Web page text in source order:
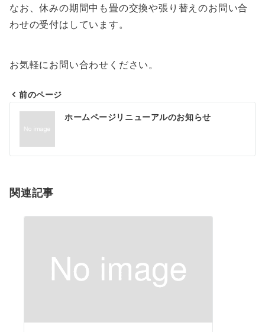
なお、休みの期間中も畳の交換や張り替えのお問い合
わせの受付はしています。
お気軽にお問い合わせください。
投
ナ
ゲ
前のページ
ホームページリニューアルのお知らせ
関連記事